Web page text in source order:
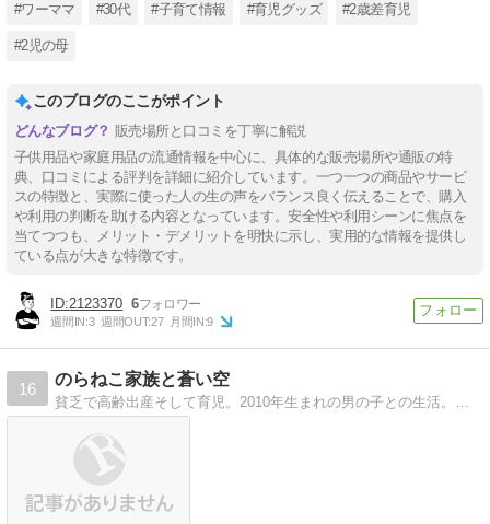
#ワーママ #30代 #子育て情報 #育児グッズ #2歳差育児
#2児の母
このブログのここがポイント
販売場所と口コミを丁寧に解説
子供用品や家庭用品の流通情報を中心に、具体的な販売場所や通販の特
典、口コミによる評判を詳細に紹介しています。一つ一つの商品やサービ
スの特徴と、実際に使った人の生の声をバランス良く伝えることで、購入
や利用の判断を助ける内容となっています。安全性や利用シーンに焦点を
当てつつも、メリット・デメリットを明快に示し、実用的な情報を提供し
ている点が大きな特徴です。
2123370 6
週間IN:3 週間OUT:27 月間IN:9
16
のらねこ家族と蒼い空